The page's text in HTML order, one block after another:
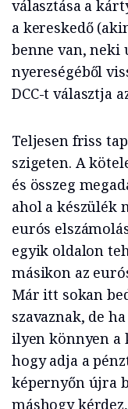
választása a
a kereskedő
benne van, neki
nyereségéből
DCC-t választja
Teljesen friss
szigeten. A
és összeg
ahol a készülék
eurós
egyik oldalon
másikon az
Már itt sokan
szavaznak, de
ilyen könnyen a
hogy adja a
képernyőn újra
máshogy